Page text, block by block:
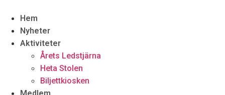
Hem
Nyheter
Aktiviteter
Årets Ledstjärna
Heta Stolen
Biljettkiosken